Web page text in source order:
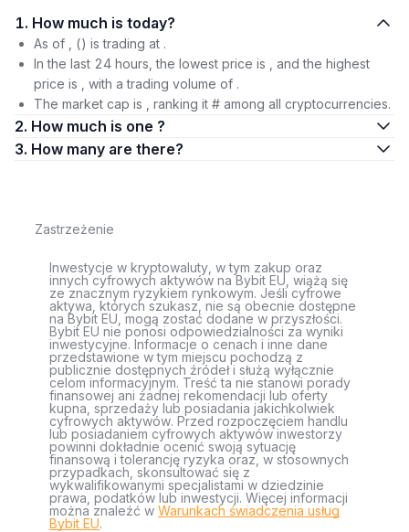
1. How much is today?
As of , () is trading at .
In the last 24 hours, the lowest price is , and the highest
price is , with a trading volume of .
The market cap is , ranking it # among all cryptocurrencies.
2. How much is one ?
3. How many are there?
Zastrzeżenie
Inwestycje w kryptowaluty, w tym zakup oraz
innych cyfrowych aktywów na Bybit EU, wiążą się
ze znacznym ryzykiem rynkowym. Jeśli cyfrowe
aktywa, których szukasz, nie są obecnie dostępne
na Bybit EU, mogą zostać dodane w przyszłości.
Bybit EU nie ponosi odpowiedzialności za wyniki
inwestycyjne. Informacje o cenach i inne dane
przedstawione w tym miejscu pochodzą z
publicznie dostępnych źródeł i służą wyłącznie
celom informacyjnym. Treść ta nie stanowi porady
finansowej ani żadnej rekomendacji lub oferty
kupna, sprzedaży lub posiadania jakichkolwiek
cyfrowych aktywów. Przed rozpoczęciem handlu
lub posiadaniem cyfrowych aktywów inwestorzy
powinni dokładnie ocenić swoją sytuację
finansową i tolerancję ryzyka oraz, w stosownych
przypadkach, skonsultować się z
wykwalifikowanymi specjalistami w dziedzinie
prawa, podatków lub inwestycji. Więcej informacji
można znaleźć w Warunkach świadczenia usług
Bybit EU.